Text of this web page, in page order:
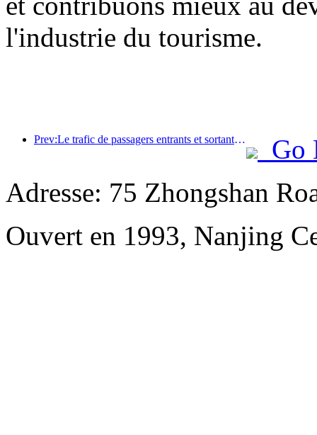
l'industrie du tourisme.
Prev:Le trafic de passagers entrants et sortants de l'aéroport de Shenzhen augmente pendant les vacances d'été, et de nombreuses compagnies aériennes étrangères augmentent leurs liaisons vers la Chine
Go
Adresse: 75 Zhongshan
Ouvert en 1993, Nanjing